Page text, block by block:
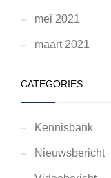
mei 2021
maart 2021
CATEGORIES
Kennisbank
Nieuwsbericht